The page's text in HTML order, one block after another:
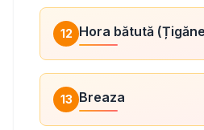
12 Hora bătută
13 Breaza